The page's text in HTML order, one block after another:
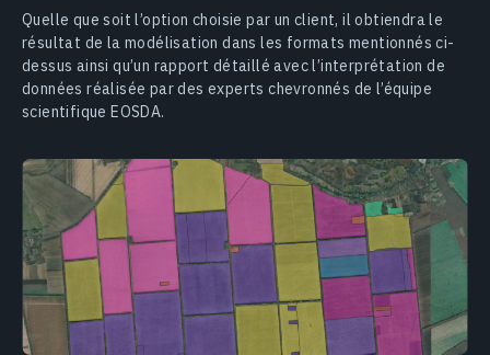
Quelle que soit l’option choisie par un client, il obtiendra le
résultat de la modélisation dans les formats mentionnés ci-
dessus ainsi qu’un rapport détaillé avec l’interprétation de
données réalisée par des experts chevronnés de l’équipe
scientifique EOSDA.